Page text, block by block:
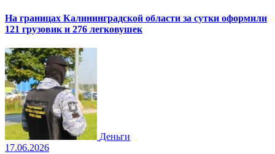
На границах Калининградской области за сутки оформили
121 грузовик и 276 легковушек
Деньги
17.06.2026